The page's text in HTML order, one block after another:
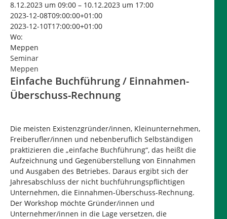
8.12.2023 um 09:00 – 10.12.2023 um 17:00
2023-12-08T09:00:00+01:00
2023-12-10T17:00:00+01:00
Wo:
Meppen
Seminar
Meppen
Einfache Buchführung / Einnahmen-
Überschuss-Rechnung
Die meisten Existenzgründer/innen, Kleinunternehmen,
Freiberufler/innen und nebenberuflich Selbständigen
praktizieren die „einfache Buchführung“, das heißt die
Aufzeichnung und Gegenüberstellung von Einnahmen
und Ausgaben des Betriebes. Daraus ergibt sich der
Jahresabschluss der nicht buchführungspflichtigen
Unternehmen, die Einnahmen-Überschuss-Rechnung.
Der Workshop möchte Gründer/innen und
Unternehmer/innen in die Lage versetzen, die